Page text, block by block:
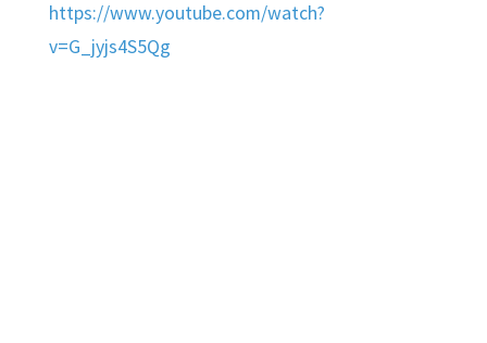
https://www.youtube.com/watch?
v=G_jyjs4S5Qg